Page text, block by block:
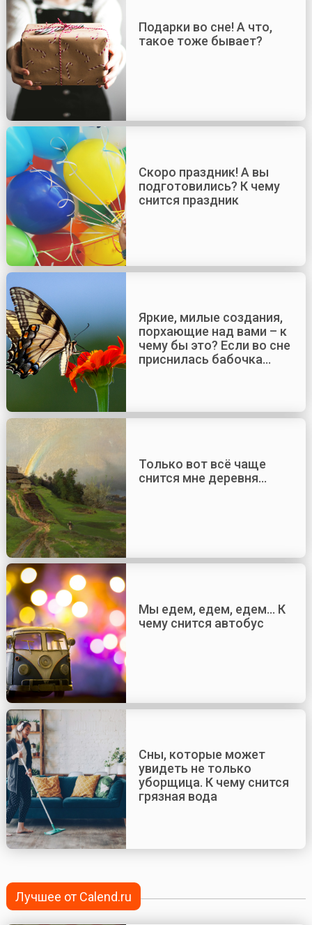
Подарки во сне! А что,
такое тоже бывает?
Скоро праздник! А вы
подготовились? К чему
снится праздник
Яркие, милые создания,
порхающие над вами – к
чему бы это? Если во сне
приснилась бабочка…
Только вот всё чаще
снится мне деревня…
Мы едем, едем, едем… К
чему снится автобус
Сны, которые может
увидеть не только
уборщица. К чему снится
грязная вода
Лучшее от Calend.ru